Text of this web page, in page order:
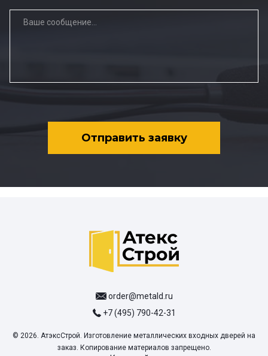
Отправить заявку
order@metald.ru
+7 (495) 790-42-31
© 2026. АтэксСтрой. Изготовление металлических входных дверей на
заказ. Копирование материалов запрещено.